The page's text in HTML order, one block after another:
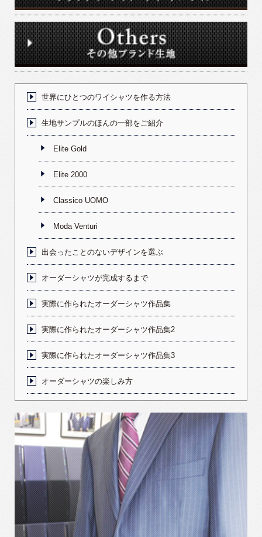
世界にひとつのワイシャツを作る方法
生地サンプルのほんの一部をご紹介
Elite Gold
Elite 2000
Classico UOMO
Moda Venturi
出会ったことのないデザインを選ぶ
オーダーシャツが完成するまで
実際に作られたオーダーシャツ作品集
実際に作られたオーダーシャツ作品集2
実際に作られたオーダーシャツ作品集3
オーダーシャツの楽しみ方